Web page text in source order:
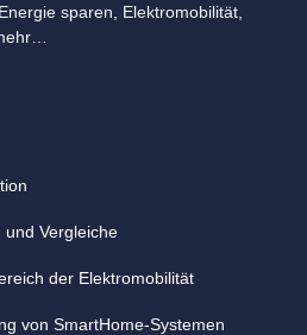
sparen, Elektromobilität,
Vergleiche
der Elektromobilität
von SmartHome-Systemen